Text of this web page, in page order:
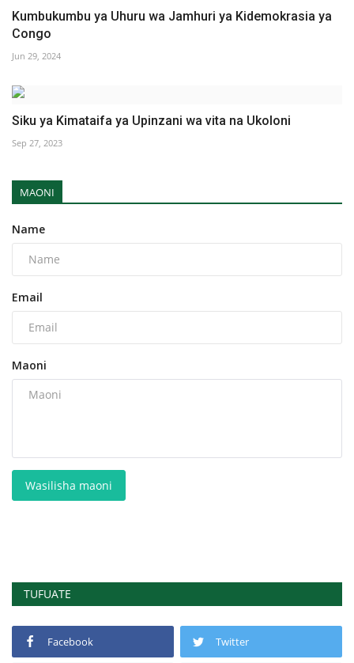
Kumbukumbu ya Uhuru wa Jamhuri ya Kidemokrasia ya
Congo
Jun 29, 2024
Siku ya Kimataifa ya Upinzani wa vita na Ukoloni
Sep 27, 2023
MAONI
Name
Email
Maoni
Wasilisha maoni
TUFUATE
Facebook Twitter